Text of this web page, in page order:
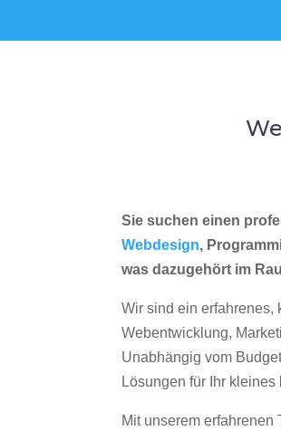
Sie suchen einen
Webdesign,
was dazugehört im
Wir sind ein erfahrenes,
Webentwicklung,
Unabhängig vom
Lösungen für Ihr
Mit unserem erfahrenen